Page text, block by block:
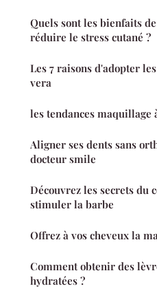
Quels sont les bienfaits
réduire le stress cutané ?
Les 7 raisons d'adopter
vera
les tendances maquillage
Aligner ses dents sans
docteur smile
Découvrez les secrets du
stimuler la barbe
Offrez à vos cheveux la
Comment obtenir des
hydratées ?